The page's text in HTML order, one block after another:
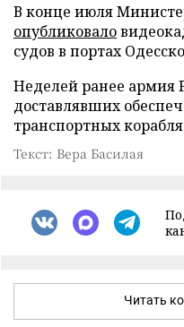
В конце июля
опубликовало
судов в портах
Неделей ранее армия
доставлявших
транспортных
Текст: Вера Басилая
Читать